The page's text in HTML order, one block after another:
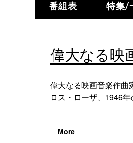
番組表 特集/
偉大なる映
偉大なる映画音楽作曲
ロス・ローザ、1946
More